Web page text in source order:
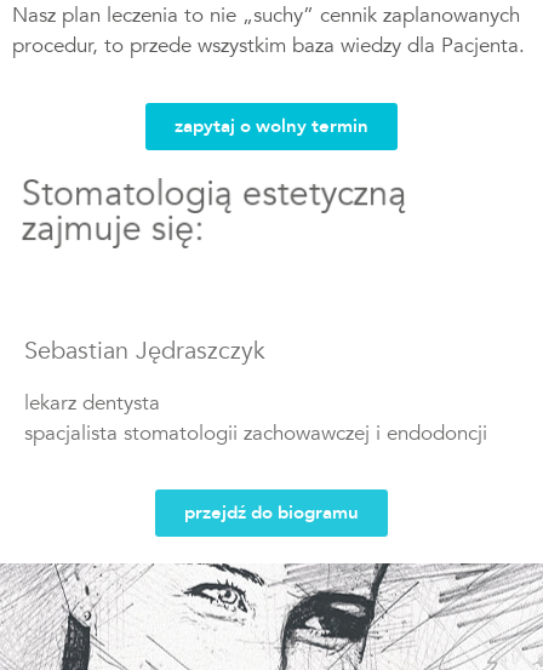
Nasz plan leczenia to nie „suchy” cennik zaplanowanych
procedur, to przede wszystkim baza wiedzy dla Pacjenta.
zapytaj o wolny termin
Stomatologią estetyczną
zajmuje się:
Sebastian Jędraszczyk
lekarz dentysta
spacjalista stomatologii zachowawczej i endodoncji
przejdź do biogramu